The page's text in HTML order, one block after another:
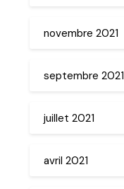
novembre 2021
septembre 2021
juillet 2021
avril 2021